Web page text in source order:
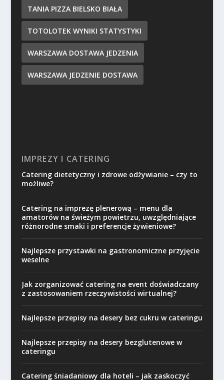
TANIA PIZZA BIELSKO BIAŁA
TOTOLOTEK WYNIKI STATYSTYKI
WARSZAWA DOSTAWA JEDZENIA
WARSZAWA JEDZENIE DOSTAWA
IMPREZY I CATERING
Catering dietetyczny i zdrowe odżywianie – czy to
możliwe?
Catering na imprezę plenerową – menu dla
amatorów na świeżym powietrzu, uwzględniające
różnorodne smaki i preferencje żywieniowe?
Najlepsze przystawki na gastronomiczne przyjęcie
weselne
Jak zorganizować catering na event doświadczany
z zastosowaniem rzeczywistości wirtualnej?
Najlepsze przepisy na desery bez cukru w cateringu
Najlepsze przepisy na desery bezglutenowe w
cateringu
Catering śniadaniowy dla hoteli – jak zaskoczyć